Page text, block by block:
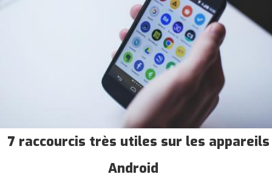
7 raccourcis très utiles sur les appareils
Android